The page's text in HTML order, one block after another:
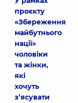
проєкту
«Збереження
майбутнього
нації»
чоловіки
та жінки,
які
хочуть
з’ясувати